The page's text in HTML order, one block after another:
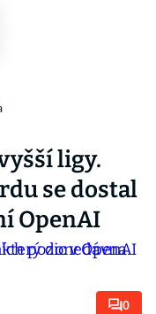
ligy.
se dostal
OpenAI
0